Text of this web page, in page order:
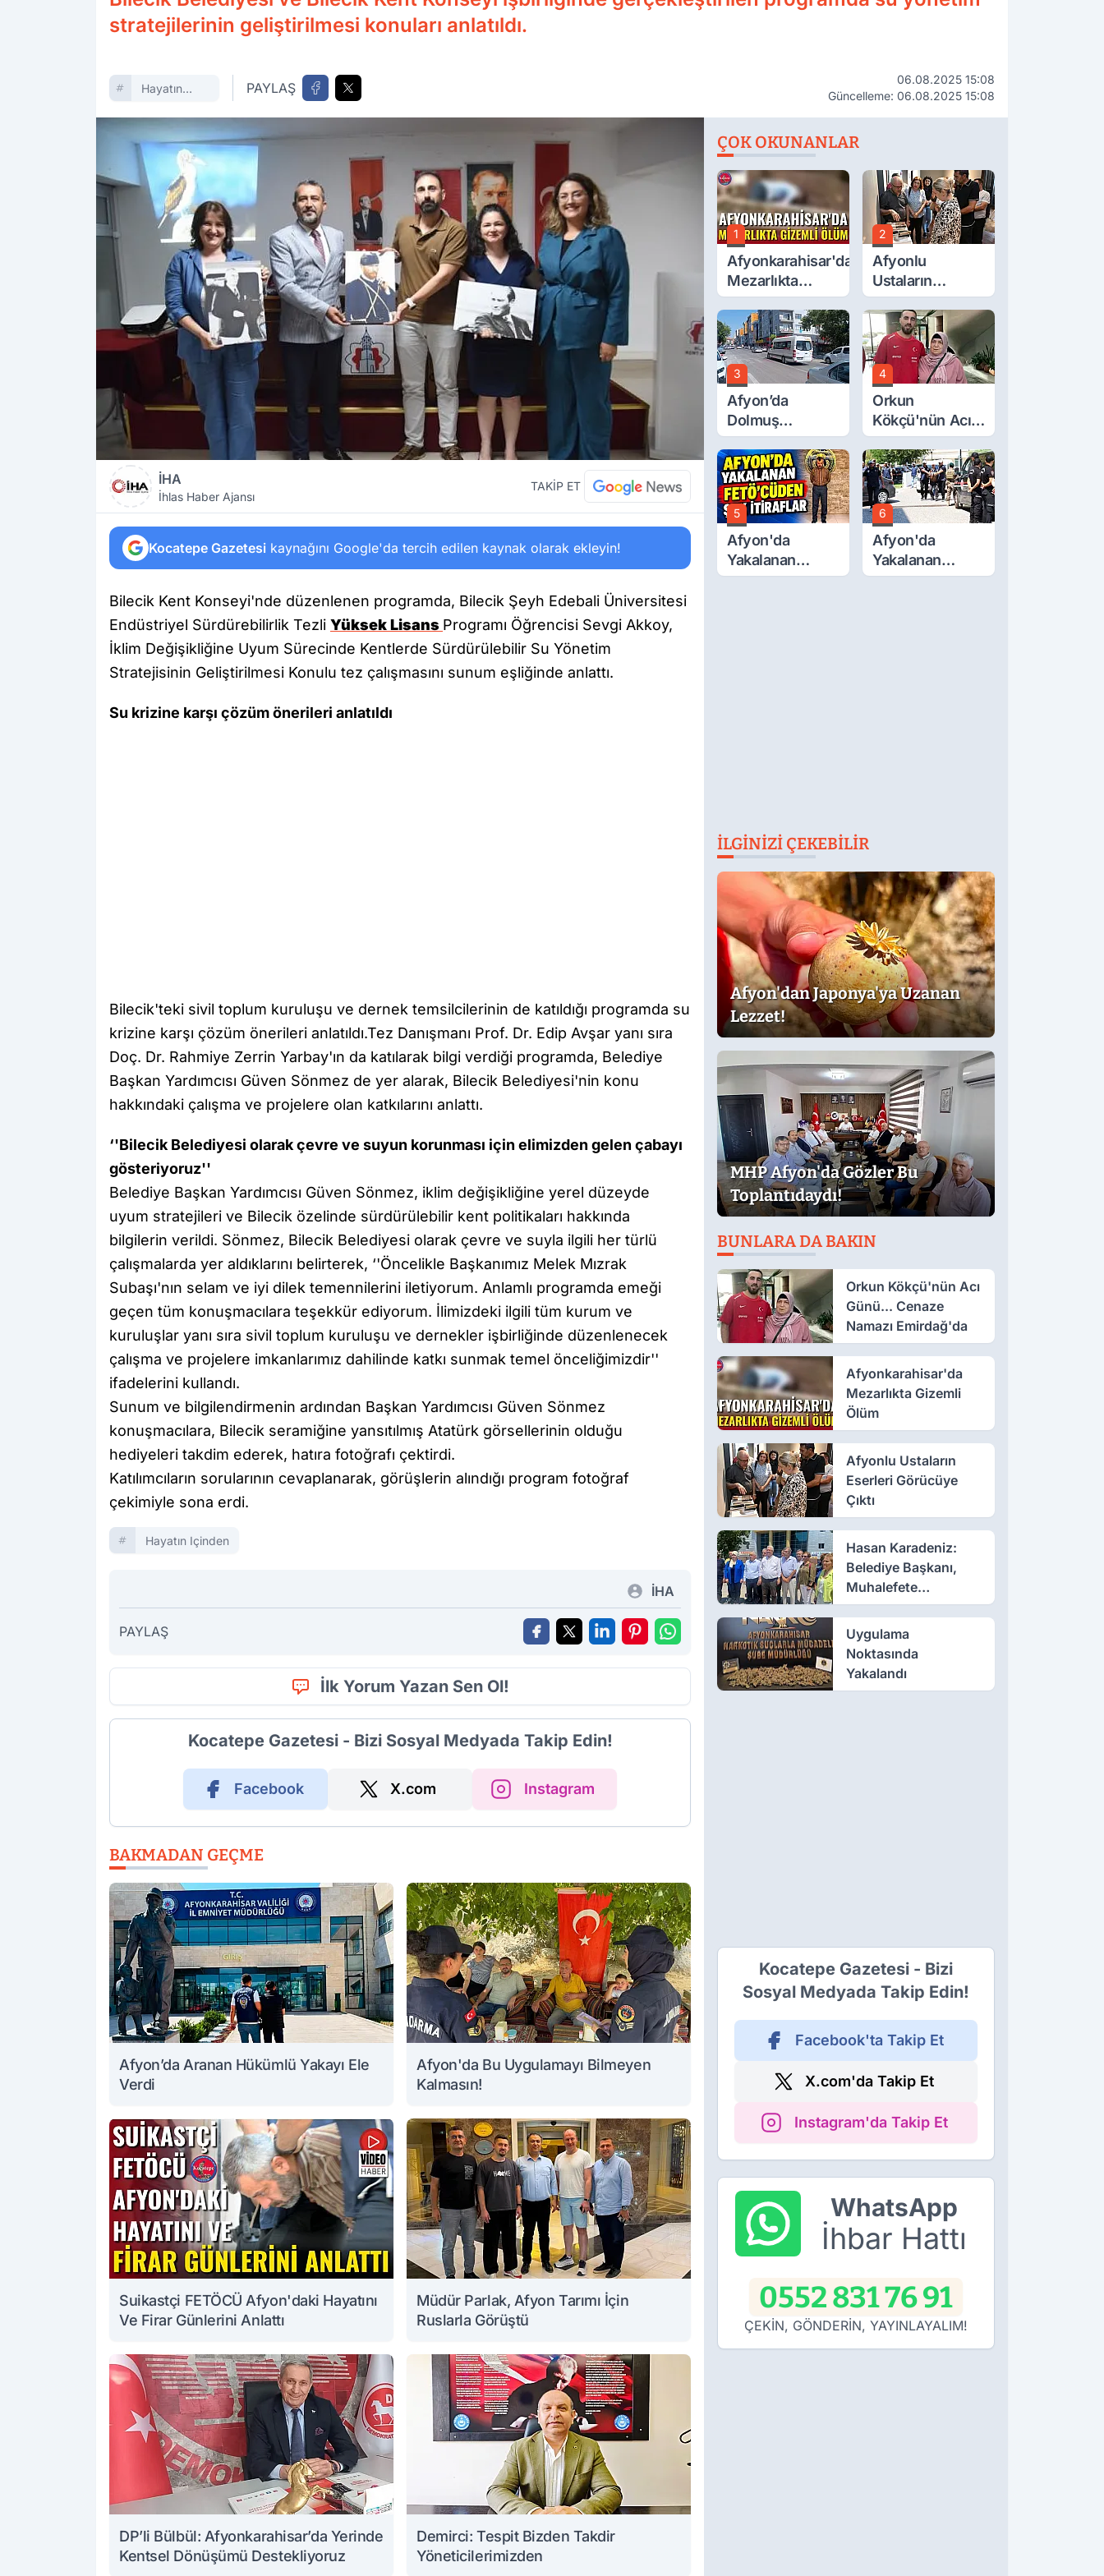
stratejilerinin geliştirilmesi konuları anlatıldı.
Hayatın
PAYLAŞ
06.08.2025 15:08
Güncelleme: 06.08.2025 15:08
İHA
İhlas Haber Ajansı
TAKİP ET
Kocatepe Gazetesi kaynağını Google'da tercih edilen kaynak olarak ekleyin!
Bilecik Kent Konseyi'nde düzenlenen programda, Bilecik Şeyh Edebali Üniversitesi
Endüstriyel Sürdürebilirlik Tezli Yüksek Lisans Programı Öğrencisi Sevgi Akkoy,
İklim Değişikliğine Uyum Sürecinde Kentlerde Sürdürülebilir Su Yönetim
Stratejisinin Geliştirilmesi Konulu tez çalışmasını sunum eşliğinde anlattı.
Su krizine karşı çözüm önerileri anlatıldı
Bilecik'teki sivil toplum kuruluşu ve dernek temsilcilerinin de katıldığı programda su
krizine karşı çözüm önerileri anlatıldı.Tez Danışmanı Prof. Dr. Edip Avşar yanı sıra
Doç. Dr. Rahmiye Zerrin Yarbay'ın da katılarak bilgi verdiği programda, Belediye
Başkan Yardımcısı Güven Sönmez de yer alarak, Bilecik Belediyesi'nin konu
hakkındaki çalışma ve projelere olan katkılarını anlattı.
‘'Bilecik Belediyesi olarak çevre ve suyun korunması için elimizden gelen çabayı
gösteriyoruz''
Belediye Başkan Yardımcısı Güven Sönmez, iklim değişikliğine yerel düzeyde
uyum stratejileri ve Bilecik özelinde sürdürülebilir kent politikaları hakkında
bilgilerin verildi. Sönmez, Bilecik Belediyesi olarak çevre ve suyla ilgili her türlü
çalışmalarda yer aldıklarını belirterek, ‘'Öncelikle Başkanımız Melek Mızrak
Subaşı'nın selam ve iyi dilek temennilerini iletiyorum. Anlamlı programda emeği
geçen tüm konuşmacılara teşekkür ediyorum. İlimizdeki ilgili tüm kurum ve
kuruluşlar yanı sıra sivil toplum kuruluşu ve dernekler işbirliğinde düzenlenecek
çalışma ve projelere imkanlarımız dahilinde katkı sunmak temel önceliğimizdir''
ifadelerini kullandı.
Sunum ve bilgilendirmenin ardından Başkan Yardımcısı Güven Sönmez
konuşmacılara, Bilecik seramiğine yansıtılmış Atatürk görsellerinin olduğu
hediyeleri takdim ederek, hatıra fotoğrafı çektirdi.
Katılımcıların sorularının cevaplanarak, görüşlerin alındığı program fotoğraf
çekimiyle sona erdi.
Hayatın Içinden
İHA
PAYLAŞ
İlk Yorum Yazan Sen Ol!
Kocatepe Gazetesi - Bizi Sosyal Medyada Takip Edin!
Facebook X.com Instagram
BAKMADAN GEÇME
Afyon’da Aranan Hükümlü Yakayı Ele
Verdi
Afyon'da Bu Uygulamayı Bilmeyen
Kalmasın!
Suikastçi FETÖCÜ Afyon'daki Hayatını
Ve Firar Günlerini Anlattı
Müdür Parlak, Afyon Tarımı İçin
Ruslarla Görüştü
DP’li Bülbül: Afyonkarahisar’da Yerinde
Kentsel Dönüşümü Destekliyoruz
Demirci: Tespit Bizden Takdir
Yöneticilerimizden
ÇOK OKUNANLAR
1
Afyonkarahisar'da
Mezarlıkta
Gizemli Ölüm
2
Afyonlu
Ustaların
Eserleri
Görücüye Çıktı
3
Afyon’da
Dolmuş
Ücretlerine
Yüzde 40 Zam
Talebi
4
Orkun
Kökçü'nün Acı
Günü... Cenaze
Namazı
Emirdağ'da
5
Afyon'da
Yakalanan
FETÖ'Cüden
6
Afyon'da
Yakalanan
FETÖ'cü
İLGINIZI ÇEKEBILIR
Afyon'dan Japonya'ya Uzanan
Lezzet!
MHP Afyon'da Gözler Bu
Toplantıdaydı!
BUNLARA DA BAKIN
Orkun Kökçü'nün Acı
Günü... Cenaze
Namazı Emirdağ'da
Afyonkarahisar'da
Mezarlıkta Gizemli
Ölüm
Afyonlu Ustaların
Eserleri Görücüye
Çıktı
Hasan Karadeniz:
Belediye Başkanı,
Muhalefete
Tahammül Edemiyor
Uygulama
Noktasında
Yakalandı
Kocatepe Gazetesi - Bizi
Sosyal Medyada Takip Edin!
Facebook'ta Takip Et
X.com'da Takip Et
Instagram'da Takip Et
WhatsApp
İhbar Hattı
0552 831 76 91
ÇEKİN, GÖNDERİN, YAYINLAYALIM!